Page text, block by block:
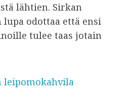
lähtien. Sirkan
odottaa että ensi
tulee taas jotain
leipomokahvila